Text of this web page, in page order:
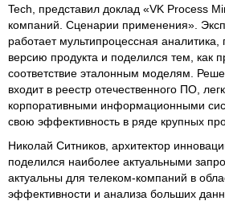
Tech, представил доклад «VK Process
компаний. Сценарии применения».
работает мультипроцессная
версию продукта и поделился тем, как
соответствие эталонным моделям.
входит в реестр отечественного ПО,
корпоративными информационными
свою эффективность в ряде крупных
Николай Ситников, архитектор
поделился наиболее актуальными
актуальны для телеком-компаний в
эффективности и анализа больших